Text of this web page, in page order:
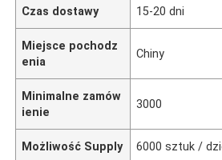
Czas dostawy 15-20 dni
Miejsce pochodz
enia
Chiny
Minimalne zamów
ienie
3000
Możliwość Supply 6000 sztuk /